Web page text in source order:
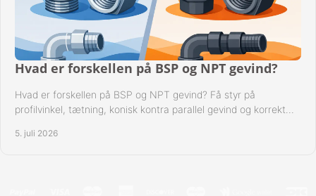
Hvad er forskellen på BSP og NPT gevind?
Hvad er forskellen på BSP og NPT gevind? Få styr på
profilvinkel, tætning, konisk kontra parallel gevind og korrekt
5. juli 2026